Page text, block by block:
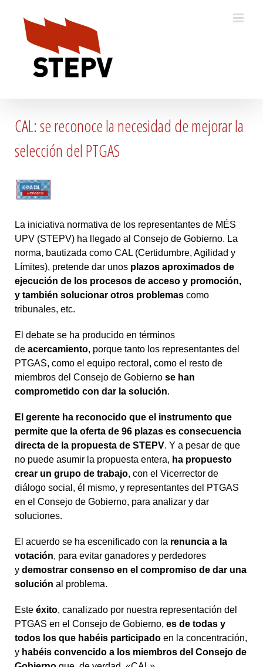
content
CAL: se reconoce la necesidad de mejorar la
selección del PTGAS
La iniciativa normativa de los representantes de MÉS
UPV (STEPV) ha llegado al Consejo de Gobierno. La
norma, bautizada como CAL (Certidumbre, Agilidad y
Límites), pretende dar unos plazos aproximados de
ejecución de los procesos de acceso y promoción,
y también solucionar otros problemas como
tribunales, etc.
El debate se ha producido en términos
de acercamiento, porque tanto los representantes del
PTGAS, como el equipo rectoral, como el resto de
miembros del Consejo de Gobierno se han
comprometido con dar la solución.
El gerente ha reconocido que el instrumento que
permite que la oferta de 96 plazas es consecuencia
directa de la propuesta de STEPV. Y a pesar de que
no puede asumir la propuesta entera, ha propuesto
crear un grupo de trabajo, con el Vicerrector de
diálogo social, él mismo, y representantes del PTGAS
en el Consejo de Gobierno, para analizar y dar
soluciones.
El acuerdo se ha escenificado con la renuncia a la
votación, para evitar ganadores y perdedores
y demostrar consenso en el compromiso de dar una
solución al problema.
Este éxito, canalizado por nuestra representación del
PTGAS en el Consejo de Gobierno, es de todas y
todos los que habéis participado en la concentración,
y habéis convencido a los miembros del Consejo de